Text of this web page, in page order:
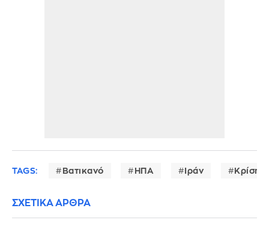
TAGS: Βατικανό ΗΠΑ Ιράν Κρίση
ΣΧΕΤΙΚΑ ΑΡΘΡΑ